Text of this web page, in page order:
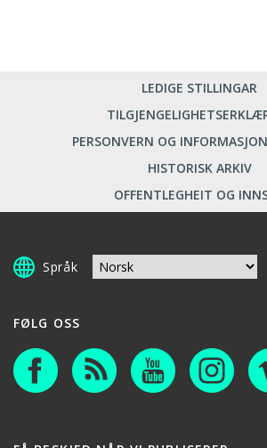
LEDIGE STILLINGAR
PERSONVERN OG
HISTORISK ARKIV
OFFENTLEGHEIT OG
Språk
FØLG OSS